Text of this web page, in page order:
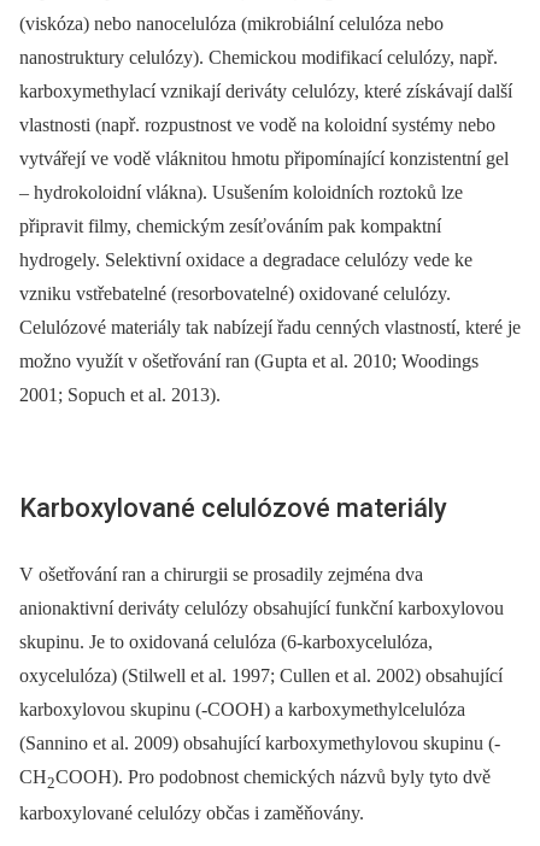
(viskóza) nebo nanocelulóza (mikrobiální celulóza nebo
nanostruktury celulózy). Chemickou modifikací celulózy, např.
karboxymethylací vznikají deriváty celulózy, které získávají další
vlastnosti (např. rozpustnost ve vodě na koloidní systémy nebo
vytvářejí ve vodě vláknitou hmotu připomínající konzistentní gel
–⁠ hydrokoloidní vlákna). Usušením koloidních roztoků lze
připravit filmy, chemickým zesíťováním pak kompaktní
hydrogely. Selektivní oxidace a degradace celulózy vede ke
vzniku vstřebatelné (resorbovatelné) oxidované celulózy.
Celulózové materiály tak nabízejí řadu cenných vlastností, které je
možno využít v ošetřování ran (Gupta et al. 2010; Woodings
2001; Sopuch et al. 2013).
Karboxylované celulózové materiály
V ošetřování ran a chirurgii se prosadily zejména dva
anionaktivní deriváty celulózy obsahující funkční karboxylovou
skupinu. Je to oxidovaná celulóza (6-karboxycelulóza,
oxycelulóza) (Stilwell et al. 1997; Cullen et al. 2002) obsahující
karboxylovou skupinu (-COOH) a karboxymethylcelulóza
(Sannino et al. 2009) obsahující karboxymethylovou skupinu (-
CH2COOH). Pro podobnost chemických názvů byly tyto dvě
karboxylované celulózy občas i zaměňovány.